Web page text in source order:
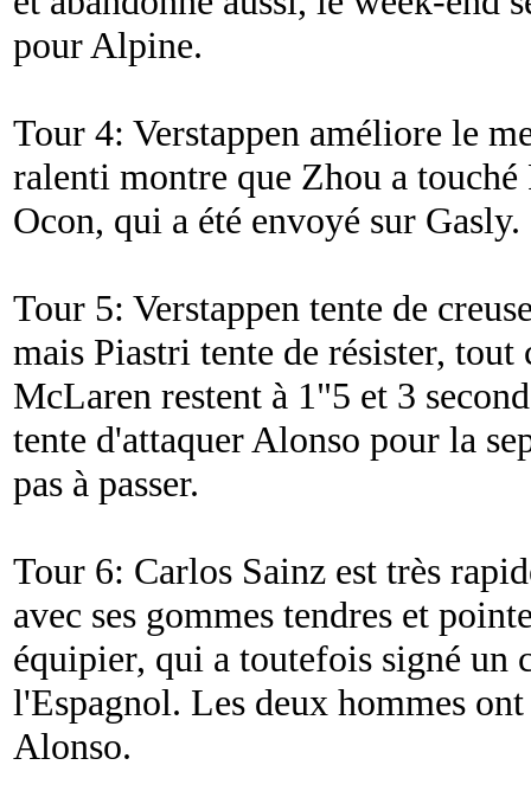
pour Alpine.
Tour 4: Verstappen améliore le
ralenti montre que Zhou a
Ocon, qui a été envoyé sur Gasly.
Tour 5: Verstappen tente de
mais Piastri tente de résister,
McLaren restent à 1"5 et 3
tente d'attaquer Alonso pour la
pas à passer.
Tour 6: Carlos Sainz est très
avec ses gommes tendres et
équipier, qui a toutefois signé un
l'Espagnol. Les deux hommes
Alonso.